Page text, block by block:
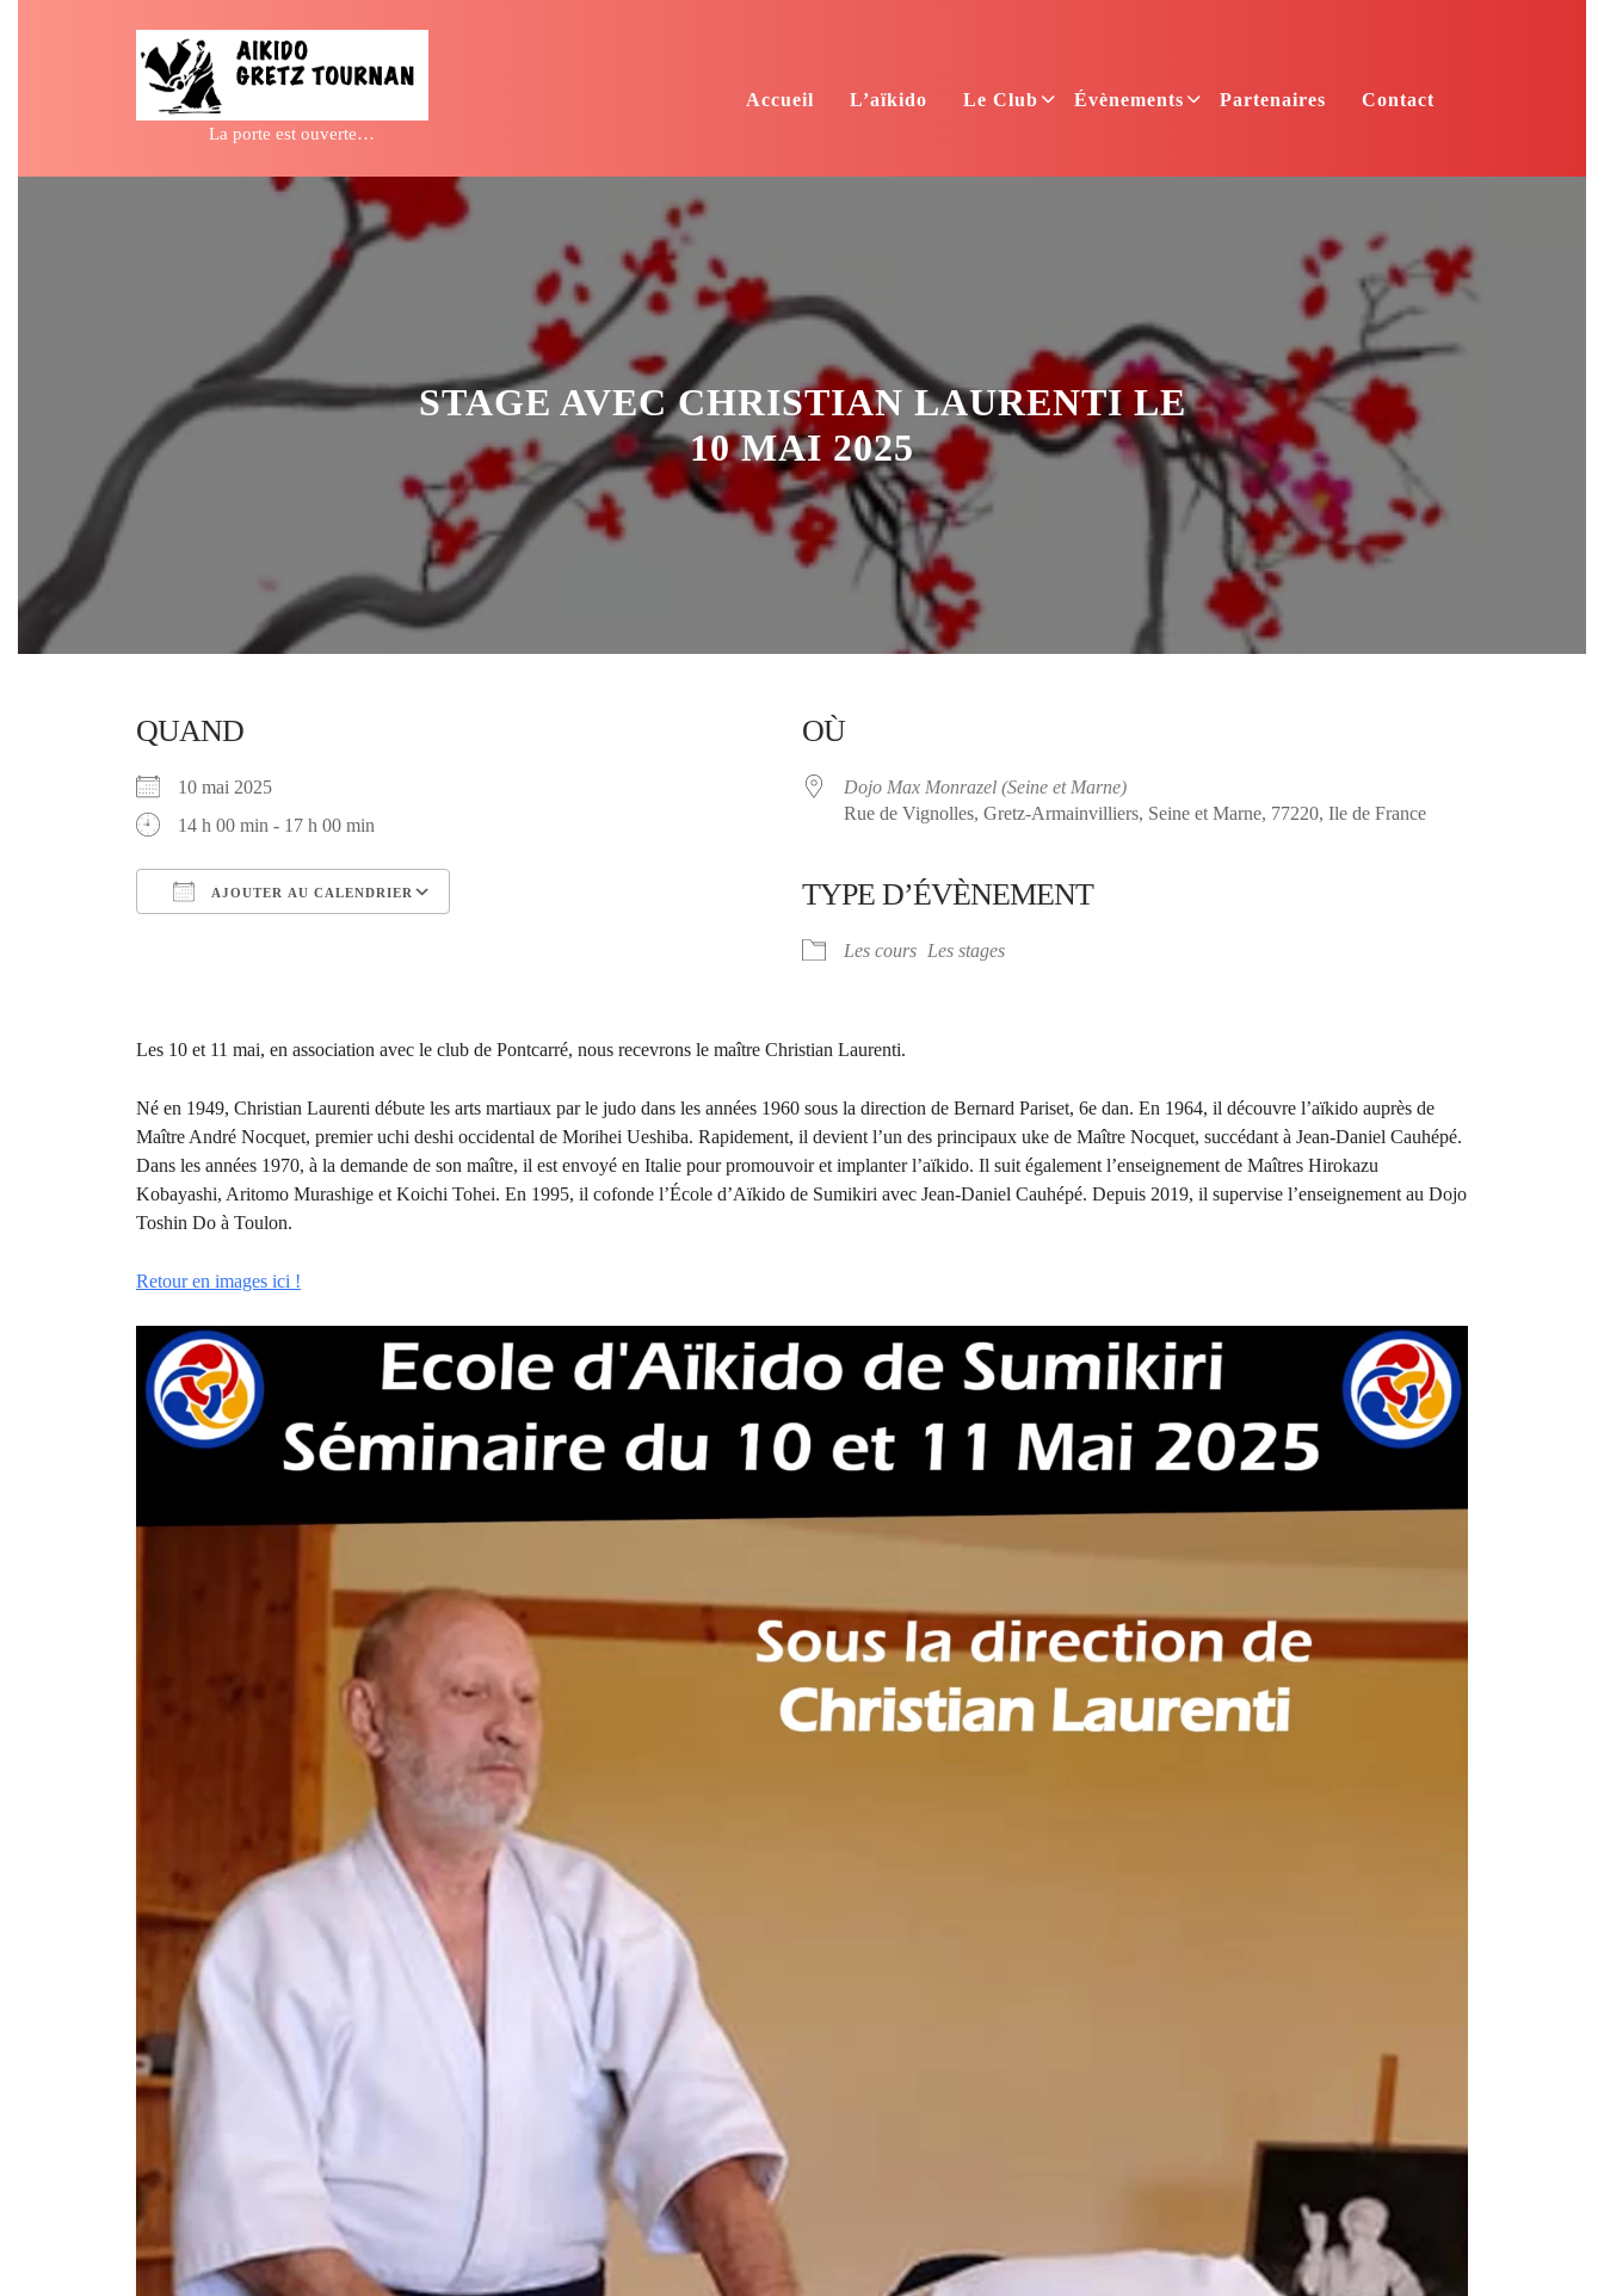
La porte est ouverte…
Accueil L’aïkido Le Club Évènements Partenaires Contact
STAGE AVEC CHRISTIAN LAURENTI LE
10 MAI 2025
QUAND
10 mai 2025
14 h 00 min - 17 h 00 min
AJOUTER AU CALENDRIER
iCalendar
OÙ
Dojo Max Monrazel (Seine et Marne)
Rue de Vignolles, Gretz-Armainvilliers, Seine et Marne, 77220, Ile de France
TYPE D’ÉVÈNEMENT
Les cours Les stages
Les 10 et 11 mai, en association avec le club de Pontcarré, nous recevrons le maître Christian Laurenti.
Né en 1949, Christian Laurenti débute les arts martiaux par le judo dans les années 1960 sous la direction de Bernard Pariset, 6e dan. En 1964, il découvre l’aïkido auprès de
Maître André Nocquet, premier uchi deshi occidental de Morihei Ueshiba. Rapidement, il devient l’un des principaux uke de Maître Nocquet, succédant à Jean-Daniel Cauhépé.
Dans les années 1970, à la demande de son maître, il est envoyé en Italie pour promouvoir et implanter l’aïkido. Il suit également l’enseignement de Maîtres Hirokazu
Kobayashi, Aritomo Murashige et Koichi Tohei. En 1995, il cofonde l’École d’Aïkido de Sumikiri avec Jean-Daniel Cauhépé. Depuis 2019, il supervise l’enseignement au Dojo
Toshin Do à Toulon.
Retour en images ici !